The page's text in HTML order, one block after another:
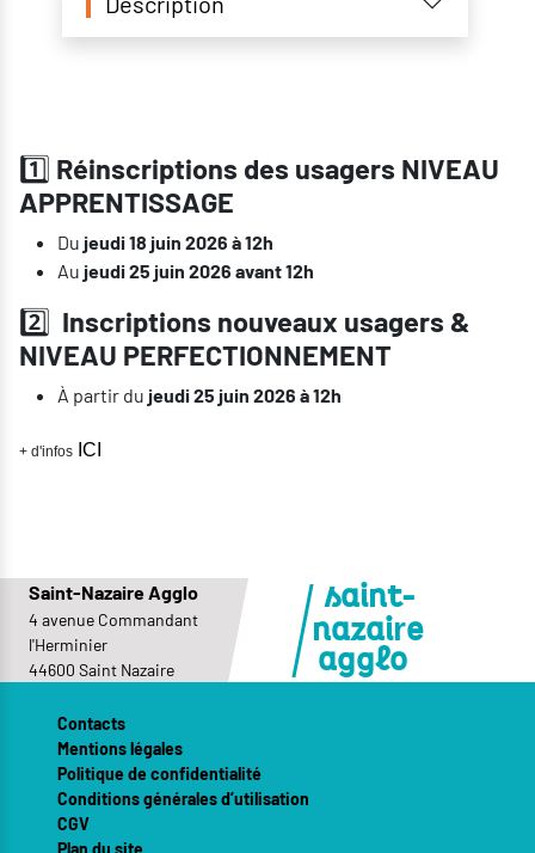
1️⃣ Réinscriptions des usagers NIVEAU
APPRENTISSAGE
Du jeudi 18 juin 2026 à 12h
Au jeudi 25 juin 2026 avant 12h
2️⃣ Inscriptions nouveaux usagers &
NIVEAU PERFECTIONNEMENT
À partir du jeudi 25 juin 2026 à 12h
+ d'infos ICI
Saint-Nazaire Agglo
4 avenue Commandant
l'Herminier
44600 Saint Nazaire
saint-
nazaire
agglo
Contacts
Mentions légales
Politique de confidentialité
Conditions générales d’utilisation
CGV
Plan du site